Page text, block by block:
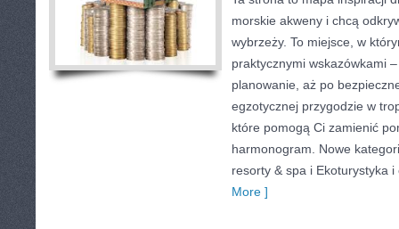
morskie akweny i chcą
wybrzeży. To miejsce, w
praktycznymi wskazówkami
planowanie, aż po
egzotycznej przygodzie w
które pomogą Ci zamienić
harmonogram. Nowe
resorty & spa i Ekoturystyka
More ]